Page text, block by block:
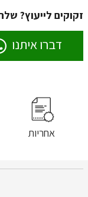
זקוקים לייעוץ?
דברו איתנו
אחריות